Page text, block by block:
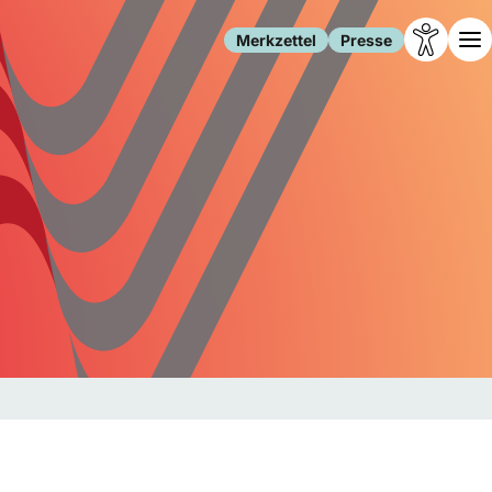
Merkzettel Presse
Leben
Familie
Freizeit
Gesundheit
Internet
Gesellschaft
Forschung
Migration
Polizei